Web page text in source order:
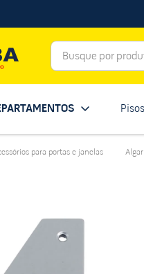
Busque por
para portas e janelas
1 º porcelanato
2º telha
revestimento
º